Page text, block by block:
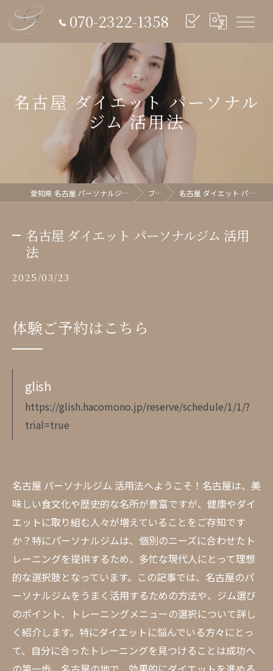
070-2322-1358
名古屋 ダイエット パーソナル
ジム 活用法
愛知県 名古屋 パーソナルジム glish《グリッシュ》 ブログ 名古屋 ダイエット パーソナルジム 活用法
名古屋 ダイエット パーソナルジム 活用
法
2025/03/23
体験ご予約はこちら
glish
https://glish.hacomono.jp/reserve/schedule/1/1/?
trial=true
名古屋 パーソナルジム 活用法へようこそ！名古屋は、美
味しい食文化や歴史的な名所が豊富ですが、健康やダイ
エットに取り組む人々が増えていることをご存知です
か？特にパーソナルジムは、個別のニーズに合わせたト
レーニングを提供するため、多忙な現代人にとって理想
的な選択肢となっています。この記事では、名古屋のパ
ーソナルジムをうまく活用するための方法や、ジム選び
のポイント、トレーニングメニューの選択について詳し
く紹介します。特にダイエットに悩んでいる方々にとっ
て、自分に合ったトレーニングを見つけることは成功へ